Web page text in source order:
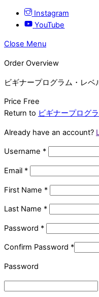
Instagram
YouTube
Close Menu
Order Overview
ビギナープログラム・レベ
Price Free
Return to ビギナープログ
Already have an account?
Username *
Email *
First Name *
Last Name *
Password *
Confirm Password *
Password